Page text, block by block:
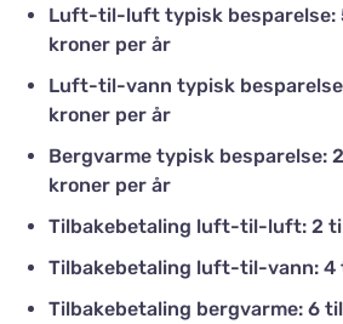
Luft-til-luft typisk besparelse:
kroner per år
Luft-til-vann typisk
kroner per år
Bergvarme typisk besparelse:
kroner per år
Tilbakebetaling luft-til-luft: 2
Tilbakebetaling luft-til-vann: 4
Tilbakebetaling bergvarme: 6